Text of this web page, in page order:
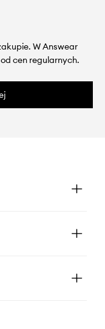
W Answear
cen regularnych.